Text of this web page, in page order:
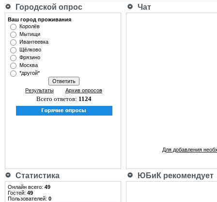
Городской опрос Чат
Ваш город проживания
Королёв
Мытищи
Ивантеевка
Щёлково
Фрязино
Москва
*другой*
Результаты Архив опросов
Всего ответов: 1124
Для добавления
Статистика ЮБиК рекомендует
Онлайн всего: 49
Гостей: 49
Пользователей: 0